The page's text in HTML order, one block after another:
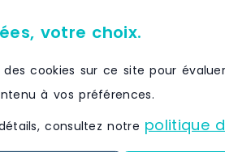
votre choix.
des cookies sur ce site pour
à vos préférences.
consultez notre politique